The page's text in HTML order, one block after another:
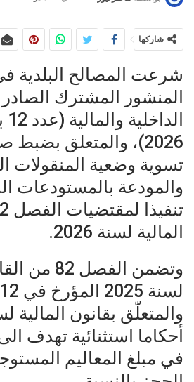
شاركها
شرعت المصالح البلدية
المنشور المشترك
2026)، والمتعلق
تسوية وضعية المنقولات
والمودعة بالمستودعات
المالية لسنة 2026.
أحكاما استثنائية تهدف
في مبلغ المعاليم